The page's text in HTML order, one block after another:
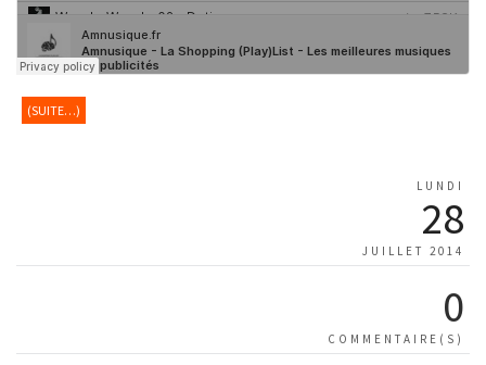
(SUITE…)
LUNDI
28
JUILLET 2014
0
COMMENTAIRE(S)